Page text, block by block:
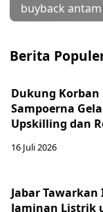
buyback
Berita
Dukung Korban
Sampoerna
Upskilling dan
16 Juli 2026
Jabar
Jaminan Listrik